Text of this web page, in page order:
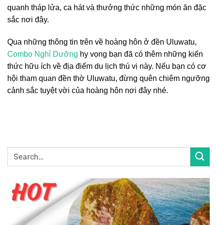
quanh tháp lửa, ca hát và thưởng thức những món ăn đặc
sắc nơi đây.
Qua những thông tin trên về hoàng hôn ở đền Uluwatu,
Combo Nghỉ Dưỡng hy vọng bạn đã có thêm những kiến
thức hữu ích về địa điểm du lịch thú vị này. Nếu bạn có cơ
hội tham quan đền thờ Uluwatu, đừng quên chiêm ngưỡng
cảnh sắc tuyệt vời của hoàng hôn nơi đây nhé.